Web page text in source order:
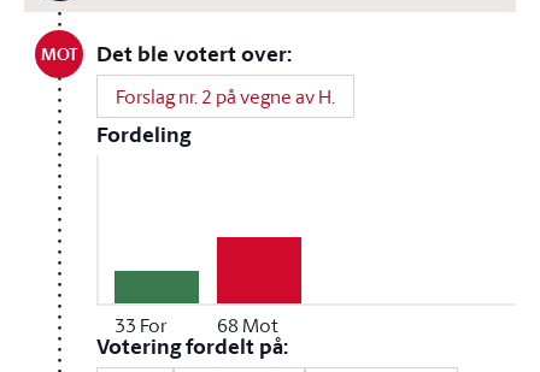
MOT Det ble votert over:
Forslag nr. 2 på vegne av H.
Fordeling
33 For 68 Mot
Votering fordelt på: